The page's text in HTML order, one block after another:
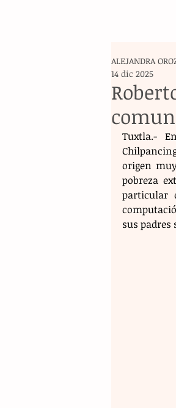
ALEJANDRA
14 dic 2025
Tuxtla.-
origen
pobreza
particular
sus